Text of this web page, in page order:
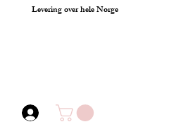
Levering over hele Norge